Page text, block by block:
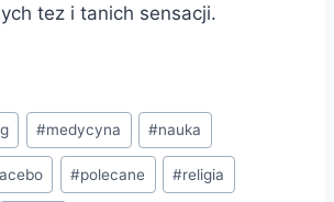
tez i tanich sensacji.
#medycyna #nauka
#polecane #religia